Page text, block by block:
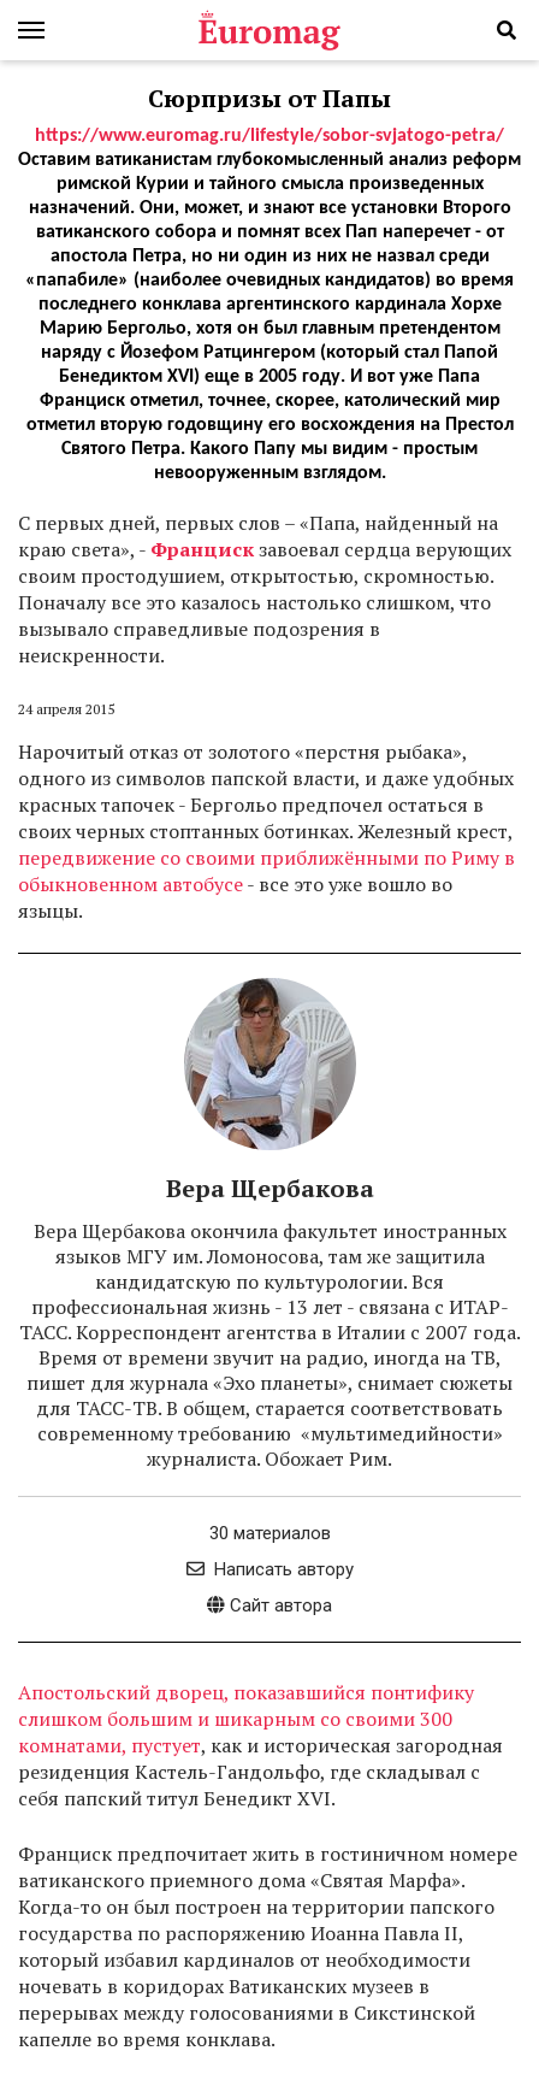
Сюрпризы от Папы
https://www.euromag.ru/lifestyle/sobor-svjatogo-petra/
Оставим ватиканистам глубокомысленный анализ реформ
римской Курии и тайного смысла произведенных
назначений. Они, может, и знают все установки Второго
ватиканского собора и помнят всех Пап наперечет - от
апостола Петра, но ни один из них не назвал среди
«папабиле» (наиболее очевидных кандидатов) во время
последнего конклава аргентинского кардинала Хорхе
Марию Бергольо, хотя он был главным претендентом
наряду с Йозефом Ратцингером (который стал Папой
Бенедиктом XVI) еще в 2005 году. И вот уже Папа
Франциск отметил, точнее, скорее, католический мир
отметил вторую годовщину его восхождения на Престол
Святого Петра. Какого Папу мы видим - простым
невооруженным взглядом.
С первых дней, первых слов – «Папа, найденный на
краю света», - Францискзавоевал сердца верующих
своим простодушием, открытостью, скромностью.
Поначалу все это казалось настолько слишком, что
вызывало справедливые подозрения в
неискренности.
24 апреля 2015
Нарочитый отказ от золотого «перстня рыбака»,
одного из символов папской власти, и даже удобных
красных тапочек - Бергольо предпочел остаться в
своих черных стоптанных ботинках. Железный крест,
передвижение со своими приближёнными по Риму в
обыкновенном автобусе- все это уже вошло во
языцы.
Вера Щербакова
Вера Щербакова окончила факультет иностранных
языков МГУ им. Ломоносова, там же защитила
кандидатскую по культурологии. Вся
профессиональная жизнь - 13 лет - связана с ИТАР-
ТАСС. Корреспондент агентства в Италии с 2007 года.
Время от времени звучит на радио, иногда на ТВ,
пишет для журнала «Эхо планеты», снимает сюжеты
для ТАСС-ТВ. В общем, старается соответствовать
современному требованию «мультимедийности»
журналиста. Обожает Рим.
30 материалов
Написать автору
Сайт автора
Апостольский дворец, показавшийся понтифику
слишком большим и шикарным со своими 300
комнатами, пустует, как и историческая загородная
резиденция Кастель-Гандольфо, где складывал с
себя папский титул Бенедикт XVI.
Франциск предпочитает жить в гостиничном номере
ватиканского приемного дома «Святая Марфа».
Когда-то он был построен на территории папского
государства по распоряжению Иоанна Павла II,
который избавил кардиналов от необходимости
ночевать в коридорах Ватиканских музеев в
перерывах между голосованиями в Сикстинской
капелле во время конклава.